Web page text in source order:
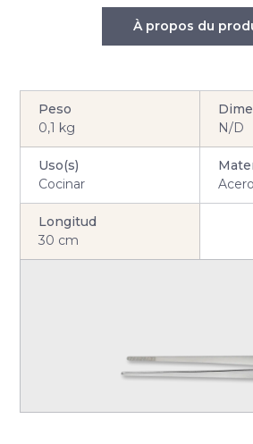
À propos du
Peso
0,1 kg
N/D
Uso(s)
Cocinar
Longitud
30 cm